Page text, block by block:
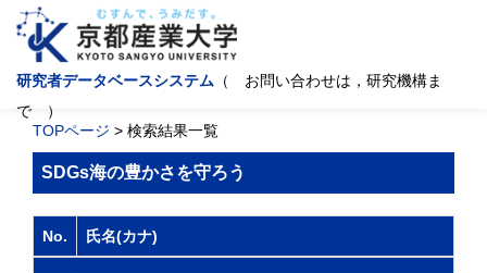
研究者データベースシステム （ お問い合わせは，研究機構ま
で ）
TOPページ > 検索結果一覧
SDGs海の豊かさを守ろう
No. 氏名(カナ)